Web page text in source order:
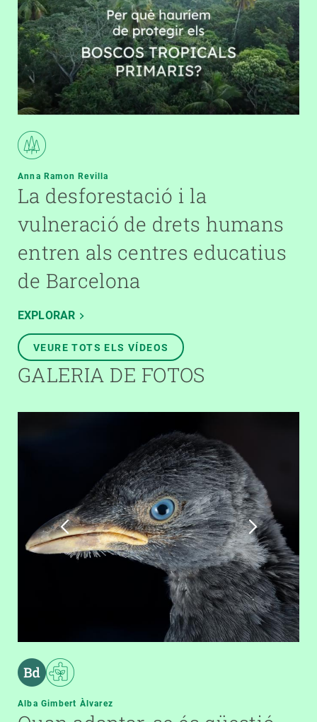
Anna Ramon Revilla
La desforestació i la
vulneració de drets humans
entren als centres educatius
de Barcelona
EXPLORAR
VEURE TOTS ELS VÍDEOS
GALERIA DE FOTOS
Alba Gimbert Àlvarez